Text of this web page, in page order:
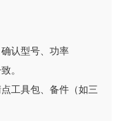
认型号、功率
。
工具包、备件（如三